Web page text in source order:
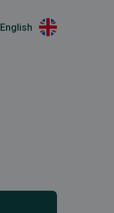
English